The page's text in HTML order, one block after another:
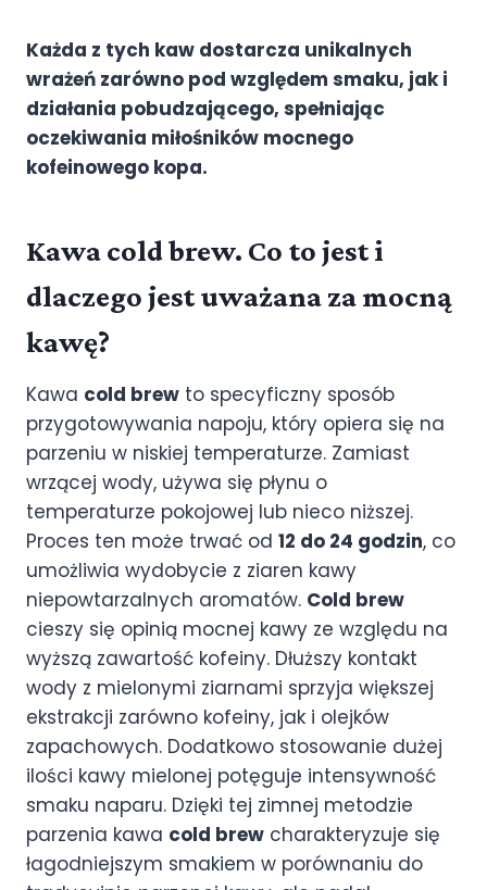
Każda z tych kaw dostarcza unikalnych
wrażeń zarówno pod względem smaku, jak i
działania pobudzającego, spełniając
oczekiwania miłośników mocnego
kofeinowego kopa.
Kawa cold brew. Co to jest i
dlaczego jest uważana za mocną
kawę?
Kawa cold brew to specyficzny sposób
przygotowywania napoju, który opiera się na
parzeniu w niskiej temperaturze. Zamiast
wrzącej wody, używa się płynu o
temperaturze pokojowej lub nieco niższej.
Proces ten może trwać od 12 do 24 godzin, co
umożliwia wydobycie z ziaren kawy
niepowtarzalnych aromatów. Cold brew
cieszy się opinią mocnej kawy ze względu na
wyższą zawartość kofeiny. Dłuższy kontakt
wody z mielonymi ziarnami sprzyja większej
ekstrakcji zarówno kofeiny, jak i olejków
zapachowych. Dodatkowo stosowanie dużej
ilości kawy mielonej potęguje intensywność
smaku naparu. Dzięki tej zimnej metodzie
parzenia kawa cold brew charakteryzuje się
łagodniejszym smakiem w porównaniu do